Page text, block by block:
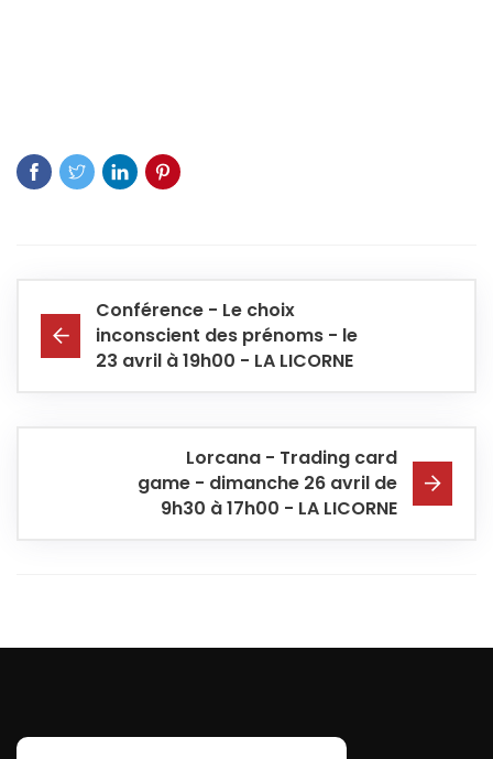
Conférence - Le choix
inconscient des prénoms - le
23 avril à 19h00 - LA LICORNE
Lorcana - Trading card
game - dimanche 26 avril de
9h30 à 17h00 - LA LICORNE